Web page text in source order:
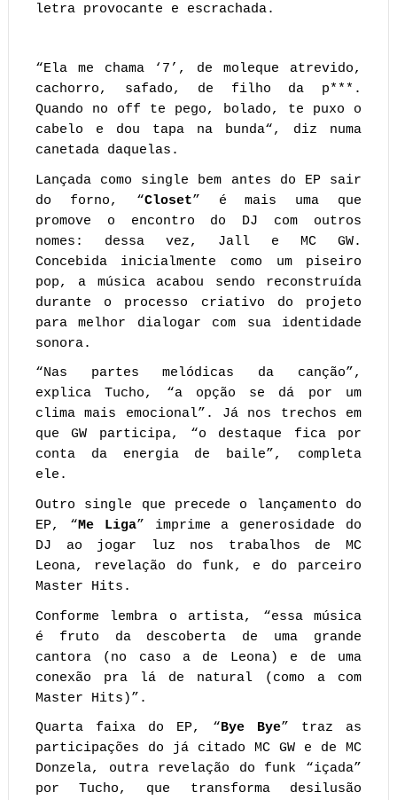
letra provocante e escrachada.
“Ela me chama ‘7’, de moleque atrevido,
cachorro, safado, de filho da p***.
Quando no off te pego, bolado, te puxo o
cabelo e dou tapa na bunda“, diz numa
canetada daquelas.
Lançada como single bem antes do EP sair
do forno, “Closet” é mais uma que
promove o encontro do DJ com outros
nomes: dessa vez, Jall e MC GW.
Concebida inicialmente como um piseiro
pop, a música acabou sendo reconstruída
durante o processo criativo do projeto
para melhor dialogar com sua identidade
sonora.
“Nas partes melódicas da canção”,
explica Tucho, “a opção se dá por um
clima mais emocional”. Já nos trechos em
que GW participa, “o destaque fica por
conta da energia de baile”, completa
ele.
Outro single que precede o lançamento do
EP, “Me Liga” imprime a generosidade do
DJ ao jogar luz nos trabalhos de MC
Leona, revelação do funk, e do parceiro
Master Hits.
Conforme lembra o artista, “essa música
é fruto da descoberta de uma grande
cantora (no caso a de Leona) e de uma
conexão pra lá de natural (como a com
Master Hits)”.
Quarta faixa do EP, “Bye Bye” traz as
participações do já citado MC GW e de MC
Donzela, outra revelação do funk “içada”
por Tucho, que transforma desilusão